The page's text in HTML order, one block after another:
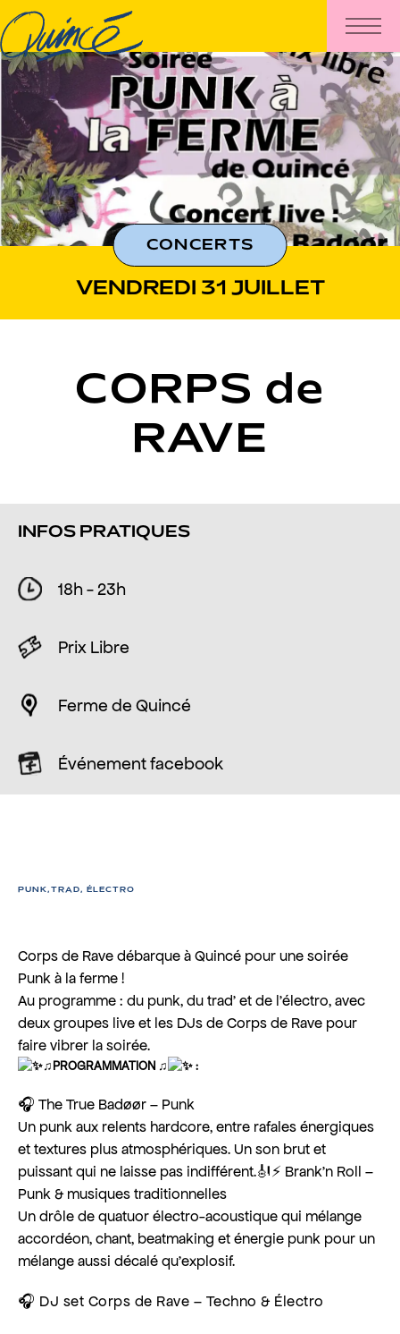
CONCERTS
VENDREDI 31 JUILLET
CORPS de
RAVE
INFOS PRATIQUES
18h - 23h
Prix Libre
Ferme de Quincé
Événement facebook
PUNK,TRAD, ÉLECTRO
Corps de Rave débarque à Quincé pour une soirée
Punk à la ferme !
Au programme : du punk, du trad’ et de l’électro, avec
deux groupes live et les DJs de Corps de Rave pour
faire vibrer la soirée.
♫PROGRAMMATION ♫ :
🎧 The True Badøør – Punk
Un punk aux relents hardcore, entre rafales énergiques
et textures plus atmosphériques. Un son brut et
puissant qui ne laisse pas indifférent.🎻⚡ Brank’n Roll –
Punk & musiques traditionnelles
Un drôle de quatuor électro-acoustique qui mélange
accordéon, chant, beatmaking et énergie punk pour un
mélange aussi décalé qu’explosif.
🎧 DJ set Corps de Rave – Techno & Électro